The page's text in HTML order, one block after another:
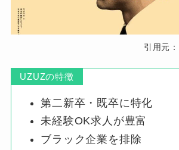
引用元：
UZUZの特徴
第二新卒・既卒に特化
未経験OK求人が豊富
ブラック企業を排除